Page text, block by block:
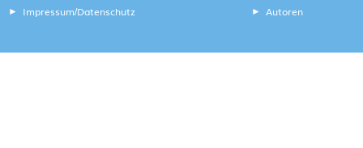
Impressum/Datenschutz
Autoren